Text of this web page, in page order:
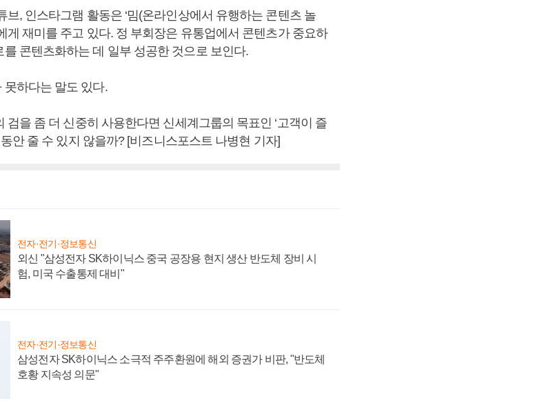
브, 인스타그램 활동은 ‘밈(온라인상에서 유행하는 콘텐츠 놀
게 재미를 주고 있다. 정 부회장은 유통업에서 콘텐츠가 중요하
콘텐츠화하는 데 일부 성공한 것으로 보인다.
하다는 말도 있다.
검을 좀 더 신중히 사용한다면 신세계그룹의 목표인 ‘고객이 즐
안 줄 수 있지 않을까? [비즈니스포스트 나병현 기자]
전자·전기·정보통신
외신 "삼성전자 SK하이닉스 중국 공장용 현지 생산 반도체 장비 시
험, 미국 수출통제 대비"
전자·전기·정보통신
삼성전자 SK하이닉스 소극적 주주환원에 해외 증권가 비판, "반도체
호황 지속성 의문"